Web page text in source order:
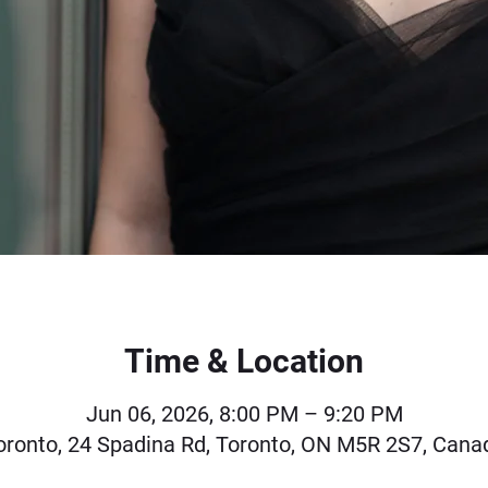
Time & Location
Jun 06, 2026, 8:00 PM – 9:20 PM
24 Spadina Rd, Toronto, ON M5R 2S7,